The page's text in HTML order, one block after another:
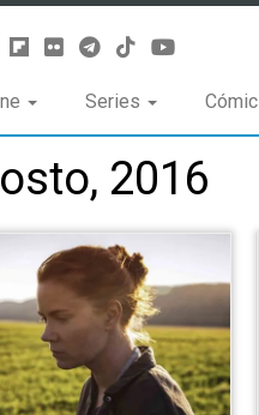
Series Cómic
2016